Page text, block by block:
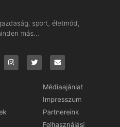
sport, életmód,
más…
Médiaajánlat
Impresszum
Partnereink
Felhasználási